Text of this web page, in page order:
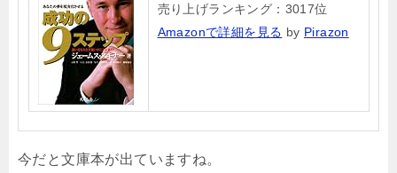
売り上げランキング：3017位
Amazonで詳細を見る by Pirazon
今だと文庫本が出ていますね。